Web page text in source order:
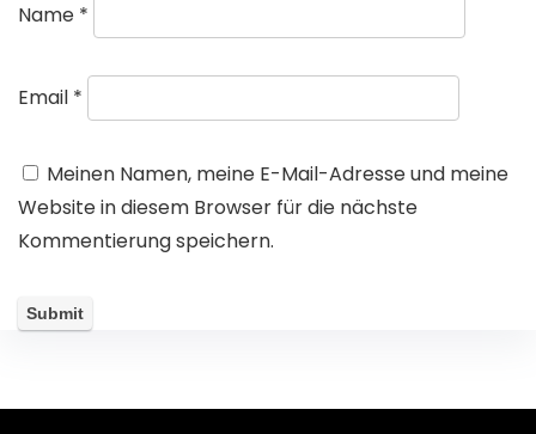
Name *
Email *
Meinen Namen, meine E-Mail-Adresse und meine
Website in diesem Browser für die nächste
Kommentierung speichern.